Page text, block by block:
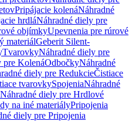
Pripájacie kolenáNáhradné
hrdláNáhradné diely pre
objímkyUpevnenia pre rúrové
materiálGeberit Silent-
TvarovkyNáhradné diely pre
pre KolenáOdbočkyNáhradné
diely pre RedukcieČistiace
tvarovkySpojeniaNáhradné
Náhradné diely pre Hrdlové
na iné materiályPripojenia
diely pre Pripojenia